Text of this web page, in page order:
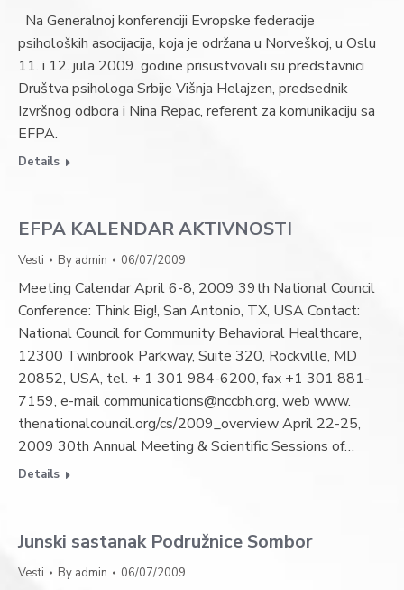
Na Generalnoj konferenciji Evropske federacije
psiholoških asocijacija, koja je održana u Norveškoj, u Oslu
11. i 12. jula 2009. godine prisustvovali su predstavnici
Društva psihologa Srbije Višnja Helajzen, predsednik
Izvršnog odbora i Nina Repac, referent za komunikaciju sa
EFPA.
Details
EFPA KALENDAR AKTIVNOSTI
Vesti By admin 06/07/2009
Meeting Calendar April 6-8, 2009 39th National Council
Conference: Think Big!, San Antonio, TX, USA Contact:
National Council for Community Behavioral Healthcare,
12300 Twinbrook Parkway, Suite 320, Rockville, MD
20852, USA, tel. + 1 301 984-6200, fax +1 301 881-
7159, e-mail communications@nccbh.org, web www.
thenationalcouncil.org/cs/2009_overview April 22-25,
2009 30th Annual Meeting & Scientific Sessions of…
Details
Junski sastanak Podružnice Sombor
Vesti By admin 06/07/2009